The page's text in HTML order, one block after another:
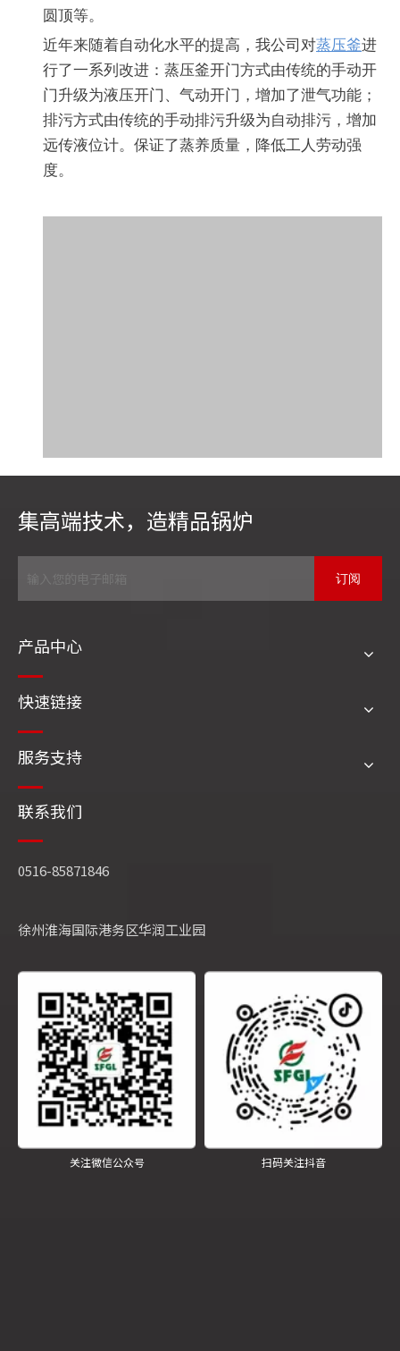
圆顶等。
近年来随着自动化水平的提高，我公司对蒸压釜进
行了一系列改进：蒸压釜开门方式由传统的手动开
门升级为液压开门、气动开门，增加了泄气功能；
排污方式由传统的手动排污升级为自动排污，增加
远传液位计。保证了蒸养质量，降低工人劳动强
度。
对锅炉相关的其他问题存有疑惑，欢迎咨询江苏四
答疑解惑。
WNSL燃油燃气锅炉
相关文章
集高端技术，造精品锅炉
订阅
产品中心
快速链接
服务支持
联系我们
0516-85871846
徐州淮海国际港务区华润工业园
关注微信公众号 扫码关注抖音